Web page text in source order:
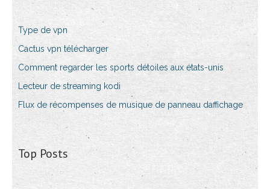
Type de vpn
Cactus vpn télécharger
Comment regarder les sports détoiles aux états-unis
Lecteur de streaming kodi
Flux de récompenses de musique de panneau daffichage
Top Posts